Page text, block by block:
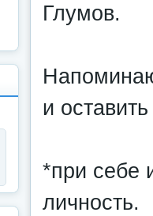
Глумов.
и
*при себе
личность.